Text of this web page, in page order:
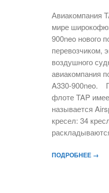
Авиакомпания
мире
900neo нового
перевозчиком,
воздушного
авиакомпания
A330-900neo.
флоте TAP
называется
кресел: 34
ПОДРОБНЕЕ →